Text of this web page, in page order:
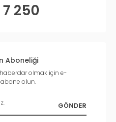
250
Aboneliği
olmak için e-
olun.